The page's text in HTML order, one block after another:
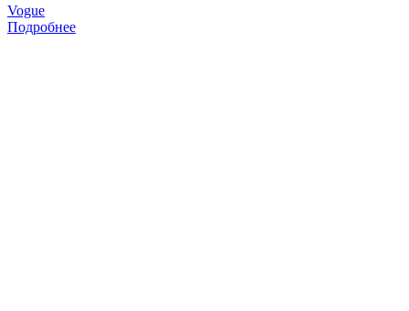
Vogue
Подробнее